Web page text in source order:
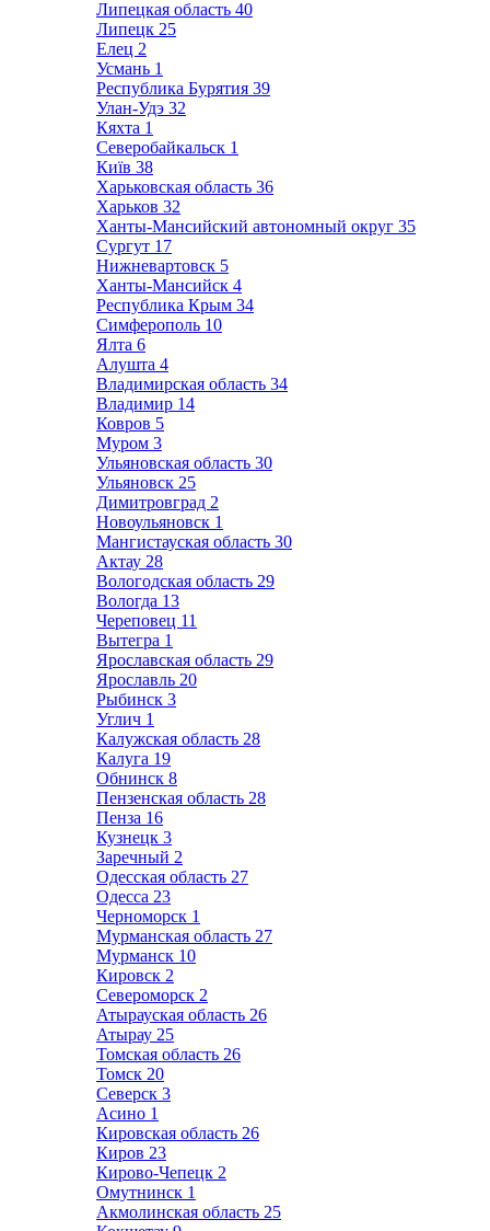
Липецкая область 40
Липецк 25
Елец 2
Усмань 1
Республика Бурятия 39
Улан-Удэ 32
Кяхта 1
Северобайкальск 1
Київ 38
Харьковская область 36
Харьков 32
Ханты-Мансийский автономный округ 35
Сургут 17
Нижневартовск 5
Ханты-Мансийск 4
Республика Крым 34
Симферополь 10
Ялта 6
Алушта 4
Владимирская область 34
Владимир 14
Ковров 5
Муром 3
Ульяновская область 30
Ульяновск 25
Димитровград 2
Новоульяновск 1
Мангистауская область 30
Актау 28
Вологодская область 29
Вологда 13
Череповец 11
Вытегра 1
Ярославская область 29
Ярославль 20
Рыбинск 3
Углич 1
Калужская область 28
Калуга 19
Обнинск 8
Пензенская область 28
Пенза 16
Кузнецк 3
Заречный 2
Одесская область 27
Одесса 23
Черноморск 1
Мурманская область 27
Мурманск 10
Кировск 2
Североморск 2
Атырауская область 26
Атырау 25
Томская область 26
Томск 20
Северск 3
Асино 1
Кировская область 26
Киров 23
Кирово-Чепецк 2
Омутнинск 1
Акмолинская область 25